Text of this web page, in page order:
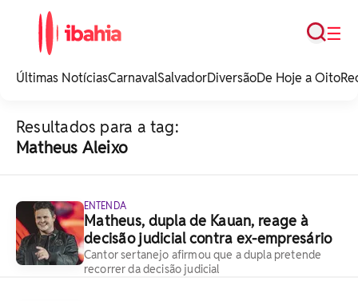
noticias e
☰
Busca
Últimas NotíciasCarnavalSalvadorDiversãoDe Hoje a Oito
Resultados para a tag:
Matheus Aleixo
ENTENDA
Matheus, dupla de Kauan, reage à
decisão judicial contra ex-empresário
Cantor sertanejo afirmou que a dupla pretende
recorrer da decisão judicial